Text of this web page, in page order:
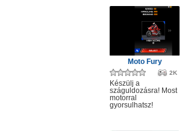
Moto Fury
2K
Készülj a
száguldozásra! Most
motorral
gyorsulhatsz!